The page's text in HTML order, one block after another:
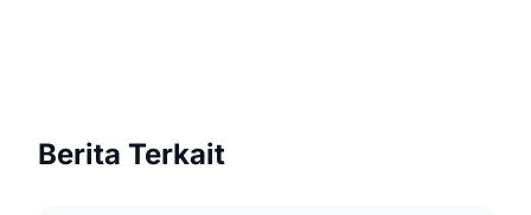
Berita Terkait